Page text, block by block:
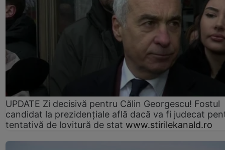
UPDATE Zi decisivă pentru Călin Georgescu! Fostul
candidat la prezidențiale află dacă va fi judecat
tentativă de lovitură de stat www.stirilekanald.ro